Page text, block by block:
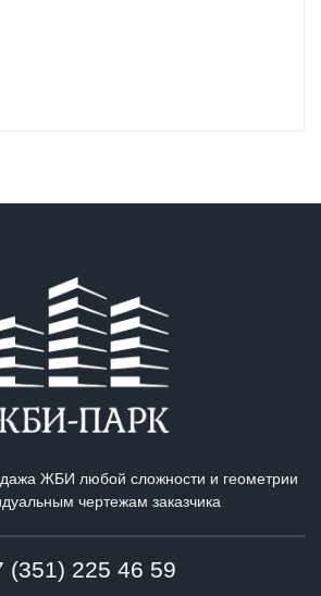
ЖБИ любой сложности и геометрии
чертежам заказчика
(351) 225 46 59